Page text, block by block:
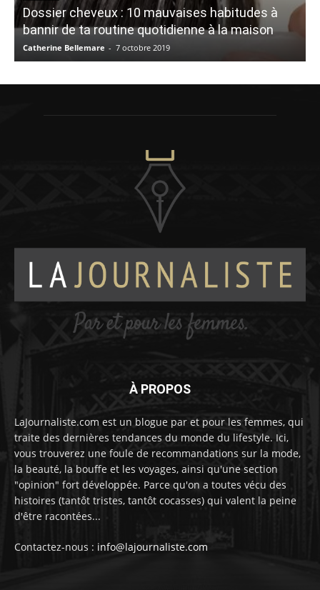
Dossier cheveux : 10 mauvaises habitudes à
bannir de ta routine quotidienne à la maison
Catherine Bellemare - 7 octobre 2019
À PROPOS
LaJournaliste.com est un blogue par et pour les femmes, qui
traite des dernières tendances du monde du lifestyle. Ici,
vous trouverez une foule de recommandations sur la mode,
la beauté, la bouffe et les voyages, ainsi qu'une section
"opinion" fort développée. Parce qu'on a toutes vécu des
histoires (tantôt tristes, tantôt cocasses) qui valent la peine
d'être racontées...
Contactez-nous : info@lajournaliste.com